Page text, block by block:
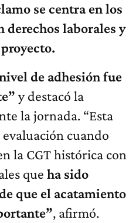
se centra en los
derechos laborales y
de adhesión fue
y destacó la
la jornada. “Esta
cuando
la CGT histórica con
que ha sido
que el acatamiento
, afirmó.